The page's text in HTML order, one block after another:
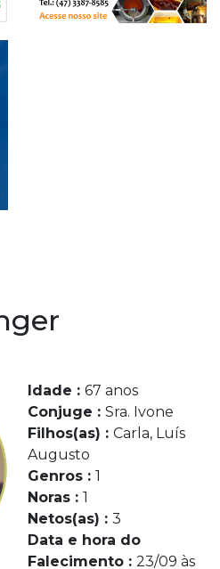
Idade : 67 anos
Conjuge : Sra. Ivone
Filhos(as) : Carla, Luís
Augusto
Genros : 1
Noras : 1
Netos(as) : 3
Data e hora do
Falecimento : 23/09 às